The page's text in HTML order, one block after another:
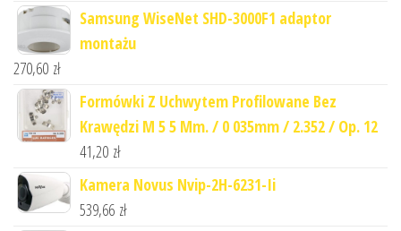
Samsung WiseNet SHD-3000F1 adaptor
montażu
270,60 zł
Formówki Z Uchwytem Profilowane Bez
Krawędzi M 5 5 Mm. / 0 035mm / 2.352 / Op. 12
41,20 zł
Kamera Novus Nvip-2H-6231-Ii
539,66 zł